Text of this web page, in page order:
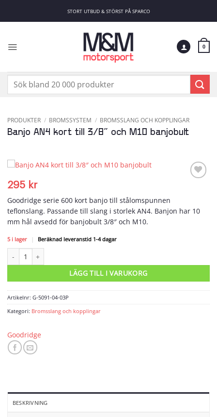
STORT UTBUD & STÖRST PÅ SPARCO
0
Sök
PRODUKTER / BROMSSYSTEM / BROMSSLANG OCH KOPPLINGAR
Banjo AN4 kort till 3/8″ och M10 banjobult
295 kr
Goodridge serie 600 kort banjo till stålomspunnen
teflonslang. Passande till slang i storlek AN4. Banjon har 10
mm hål avsedd för banjobult 3/8″ och M10.
5 i lager | Beräknad leveranstid 1-4 dagar
LÄGG TILL I VARUKORG
Artikelnr: G-5091-04-03P
Kategori: Bromsslang och kopplingar
Goodridge
BESKRIVNING